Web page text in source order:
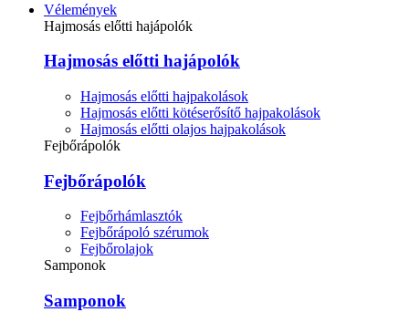
Vélemények
Hajmosás előtti hajápolók
Hajmosás előtti hajápolók
Hajmosás előtti hajpakolások
Hajmosás előtti kötéserősítő hajpakolások
Hajmosás előtti olajos hajpakolások
Fejbőrápolók
Fejbőrápolók
Fejbőrhámlasztók
Fejbőrápoló szérumok
Fejbőrolajok
Samponok
Samponok